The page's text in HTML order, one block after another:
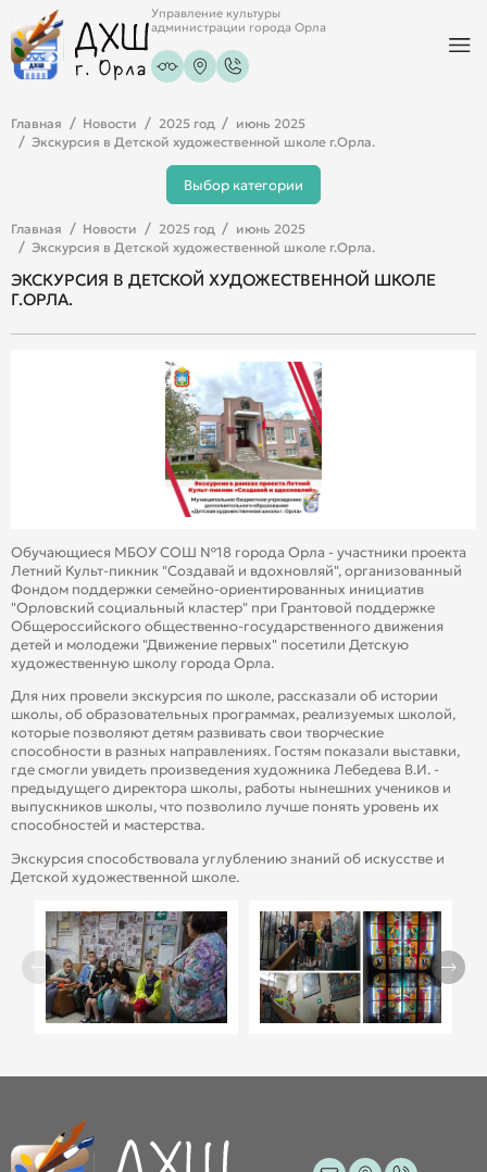
Управление культуры
администрации города Орла
Главная Новости 2025 год
июнь 2025
Экскурсия в Детской художественной школе г.Орла.
Выбор категории
Главная Новости 2025 год
июнь 2025
Экскурсия в Детской художественной школе г.Орла.
ЭКСКУРСИЯ В ДЕТСКОЙ ХУДОЖЕСТВЕННОЙ ШКОЛЕ
Г.ОРЛА.
Обучающиеся МБОУ СОШ №18 города Орла - участники проекта
Летний Культ-пикник "Создавай и вдохновляй", организованный
Фондом поддержки семейно-ориентированных инициатив
"Орловский социальный кластер" при Грантовой поддержке
Общероссийского общественно-государственного движения
детей и молодежи "Движение первых" посетили Детскую
художественную школу города Орла.
Для них провели экскурсия по школе, рассказали об истории
школы, об образовательных программах, реализуемых школой,
которые позволяют детям развивать свои творческие
способности в разных направлениях. Гостям показали выставки,
где смогли увидеть произведения художника Лебедева В.И. -
предыдущего директора школы, работы нынешних учеников и
выпускников школы, что позволило лучше понять уровень их
способностей и мастерства.
Экскурсия способствовала углублению знаний об искусстве и
Детской художественной школе.